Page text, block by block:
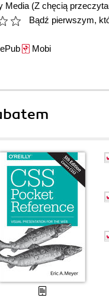
Media (Z chęcią
Bądź pierwszym,
Mobi